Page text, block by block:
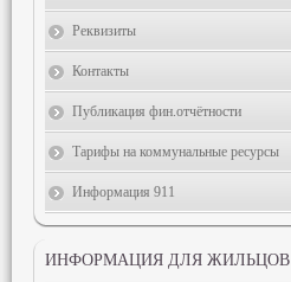
Реквизиты
Контакты
Публикация фин.отчётности
Тарифы на коммунальные ресурсы
Информация 911
ИНФОРМАЦИЯ ДЛЯ ЖИЛЬЦОВ